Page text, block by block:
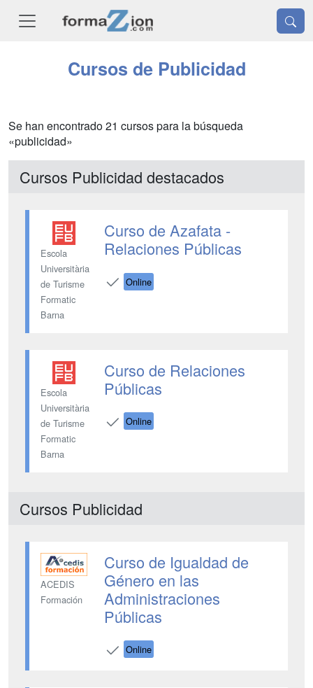
Cursos de Publicidad
Se han encontrado 21 cursos para la búsqueda
«publicidad»
Cursos Publicidad destacados
Escola
Universitària
de Turisme
Formatic
Barna
Curso de Azafata -
Relaciones Públicas
Online
Escola
Universitària
de Turisme
Formatic
Barna
Curso de Relaciones
Públicas
Online
Cursos Publicidad
ACEDIS
Formación
Curso de Igualdad de
Género en las
Administraciones
Públicas
Online